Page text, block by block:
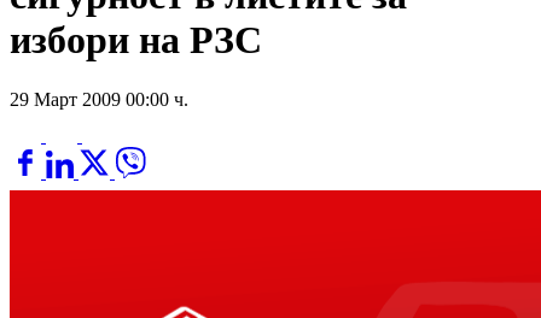
избори на РЗС
29 Март 2009 00:00 ч.